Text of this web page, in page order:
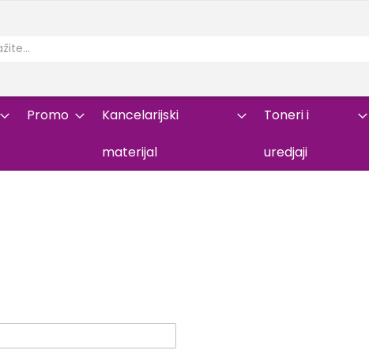
Promo Kancelarijski
materijal
Toneri i
uredjaji